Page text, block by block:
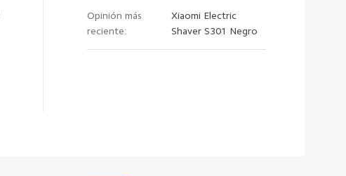
Opinión más
reciente:
Xiaomi Electric
Shaver S301 Negro